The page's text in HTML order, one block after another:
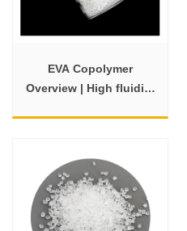
EVA Copolymer
Overview | High fluidity